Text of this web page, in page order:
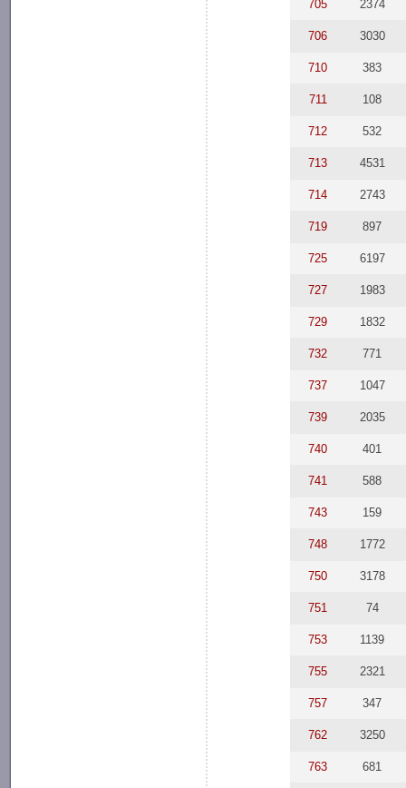
705 2374
706 3030
710 383
711 108
712 532
713 4531
714 2743
719 897
725 6197
727 1983
729 1832
732 771
737 1047
739 2035
740 401
741 588
743 159
748 1772
750 3178
751 74
753 1139
755 2321
757 347
762 3250
763 681